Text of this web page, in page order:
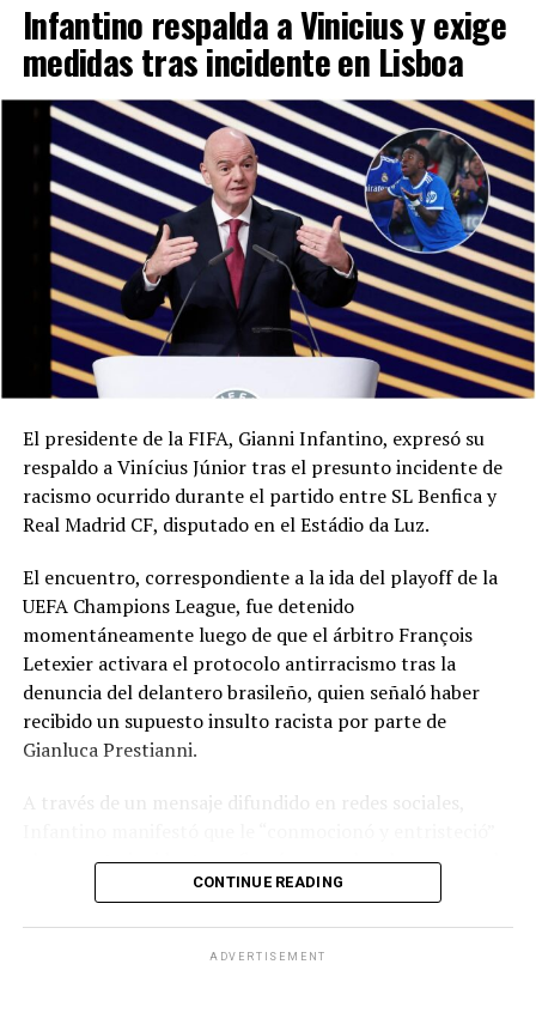
Infantino respalda a Vinicius y exige
medidas tras incidente en Lisboa
El presidente de la FIFA, Gianni Infantino, expresó su
respaldo a Vinícius Júnior tras el presunto incidente de
racismo ocurrido durante el partido entre SL Benfica y
Real Madrid CF, disputado en el Estádio da Luz.
El encuentro, correspondiente a la ida del playoff de la
UEFA Champions League, fue detenido
momentáneamente luego de que el árbitro François
Letexier activara el protocolo antirracismo tras la
denuncia del delantero brasileño, quien señaló haber
recibido un supuesto insulto racista por parte de
Gianluca Prestianni.
A través de un mensaje difundido en redes sociales,
el presunto incidente y afirmó que no hay lugar para el
racismo en el futbol ni en la sociedad. Señaló que es
medidas y que se investiguen los hechos para exigir
CONTINUE READING
ADVERTISEMENT